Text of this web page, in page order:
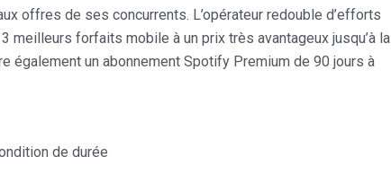
offres de ses concurrents. L’opérateur redouble d’efforts
forfaits mobile à un prix très avantageux jusqu’à la
également un abonnement Spotify Premium de 90 jours à
de durée